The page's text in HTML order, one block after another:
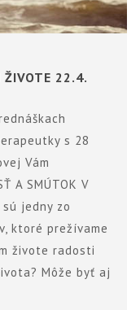
ŽIVOTE 22.4.
s 28
Vám
A SMÚTOK V
sú jedny zo
ktoré prežívame
živote radosti
Môže byť aj